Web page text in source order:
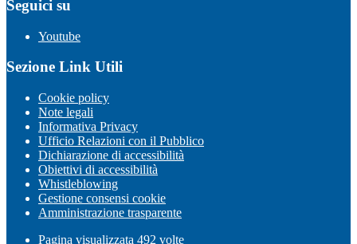
Seguici su
Youtube
Sezione Link Utili
Cookie policy
Note legali
Informativa Privacy
Ufficio Relazioni con il Pubblico
Dichiarazione di accessibilità
Obiettivi di accessibilità
Whistleblowing
Gestione consensi cookie
Amministrazione trasparente
Pagina visualizzata 492 volte